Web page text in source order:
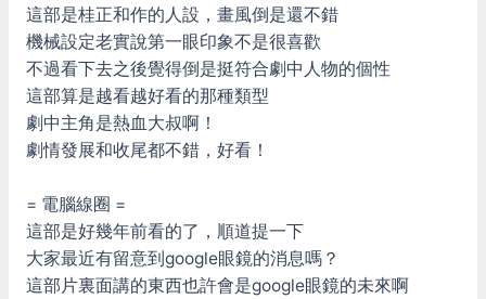
這部是桂正和作的人設，畫風倒是還不錯
機械設定老實說第一眼印象不是很喜歡
不過看下去之後覺得倒是挺符合劇中人物的個性
這部算是越看越好看的那種類型
劇中主角是熱血大叔啊！
劇情發展和收尾都不錯，好看！
= 電腦線圈 =
這部是好幾年前看的了，順道提一下
大家最近有留意到google眼鏡的消息嗎？
這部片裏面講的東西也許會是google眼鏡的未來啊